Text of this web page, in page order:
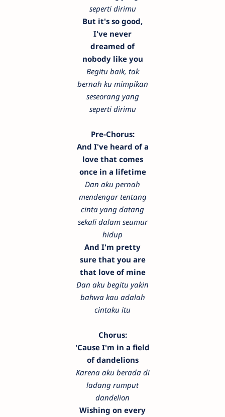
seperti dirimu
But it's so good,
I've never
dreamed of
nobody like you
Begitu baik, tak
bernah ku mimpikan
seseorang yang
seperti dirimu
Pre-Chorus:
And I've heard of a
love that comes
once in a lifetime
Dan aku pernah
mendengar tentang
cinta yang datang
sekali dalam seumur
hidup
And I'm pretty
sure that you are
that love of mine
Dan aku begitu yakin
bahwa kau adalah
cintaku itu
Chorus:
'Cause I'm in a field
of dandelions
Karena aku berada di
ladang rumput
dandelion
Wishing on every